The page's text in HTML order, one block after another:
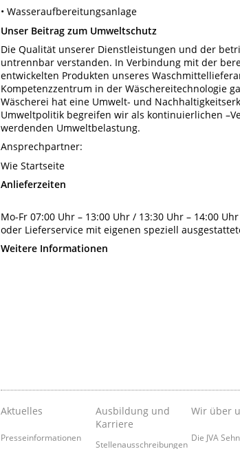
• Wasseraufbereitungsanlage
Unser Beitrag zum Umweltschutz
Die Qualität unserer Dienstleistungen und der
untrennbar verstanden. In Verbindung mit der
entwickelten Produkten unseres
Kompetenzzentrum in der Wäschereitechnologie
Wäscherei hat eine Umwelt- und
Umweltpolitik begreifen wir als kontinuierlichen
werdenden Umweltbelastung.
Ansprechpartner:
Wie Startseite
Anlieferzeiten
Mo-Fr 07:00 Uhr – 13:00 Uhr / 13:30 Uhr – 14:00 Uhr
oder Lieferservice mit eigenen speziell
Weitere Informationen
Aktuelles
Presseinformationen
Ausbildung und
Karriere
Stellenausschreibungen
Wir über
Die JVA